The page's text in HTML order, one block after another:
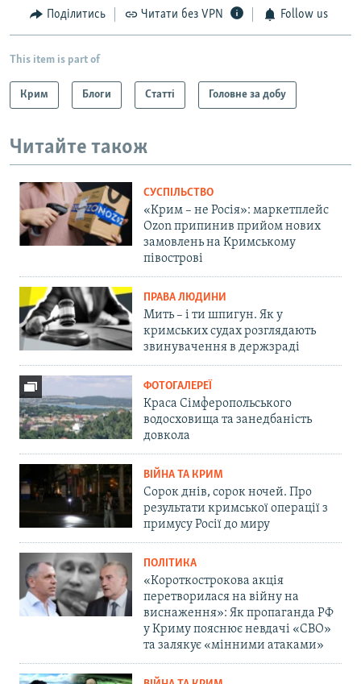
Поділитись Читати без VPN Follow us
This item is part of
Крим Блоги Статті Головне за добу
Читайте також
СУСПІЛЬСТВО
«Крим – не Росія»: маркетплейс
Ozon припинив прийом нових
замовлень на Кримському
півострові
ПРАВА ЛЮДИНИ
Мить – і ти шпигун. Як у
кримських судах розглядають
звинувачення в держзраді
ФОТОГАЛЕРЕЇ
Краса Сімферопольського
водосховища та занедбаність
довкола
ВІЙНА ТА КРИМ
Сорок днів, сорок ночей. Про
результати кримської операції з
примусу Росії до миру
ПОЛІТИКА
«Короткострокова акція
перетворилася на війну на
виснаження»: Як пропаганда РФ
у Криму пояснює невдачі «СВО»
та залякує «мінними атаками»